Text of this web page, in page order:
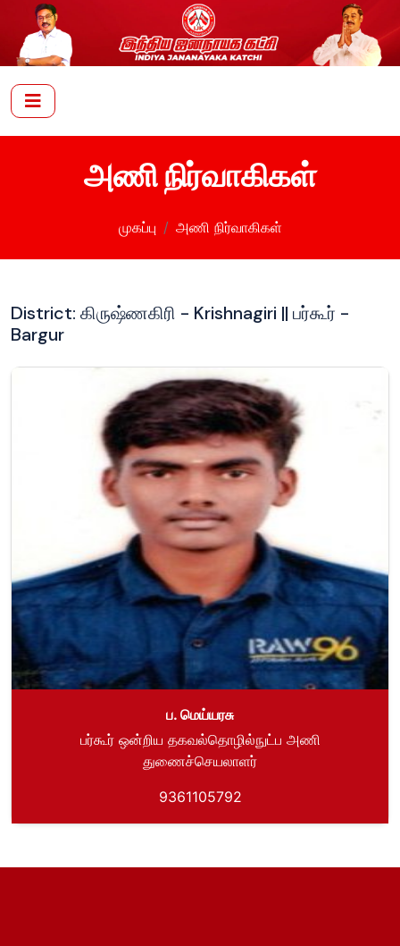
அணி நிர்வாகிகள்
முகப்பு அணி நிர்வாகிகள்
District: கிருஷ்ணகிரி - Krishnagiri || பர்கூர் -
Bargur
ப. மெய்யரசு
பர்கூர் ஒன்றிய தகவல்தொழில்நுட்ப அணி
துணைச்செயலாளர்
9361105792